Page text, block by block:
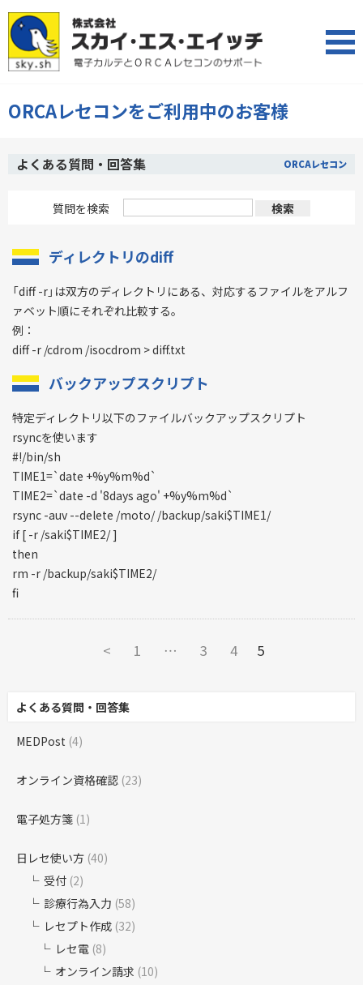
ORCAレセコンをご利用中のお客様
よくある質問・回答集 ORCAレセコン
質問を検索
ディレクトリのdiff
「diff -r」は双方のディレクトリにある、対応するファイルをアルフ
ァベット順にそれぞれ比較する。
例：
diff -r /cdrom /isocdrom > diff.txt
バックアップスクリプト
特定ディレクトリ以下のファイルバックアップスクリプト
rsyncを使います
#!/bin/sh
TIME1=`date +%y%m%d`
TIME2=`date -d '8days ago' +%y%m%d`
rsync -auv --delete /moto/ /backup/saki$TIME1/
if [ -r /saki$TIME2/ ]
then
rm -r /backup/saki$TIME2/
fi
< 1 … 3 4 5
よくある質問・回答集
MEDPost (4)
オンライン資格確認 (23)
電子処方箋 (1)
日レセ使い方 (40)
受付 (2)
診療行為入力 (58)
レセプト作成 (32)
レセ電 (8)
オンライン請求 (10)